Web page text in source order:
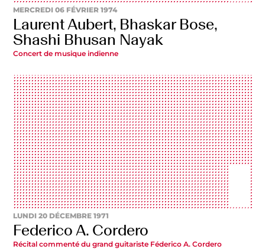
MERCREDI 06 FÉVRIER 1974
Laurent Aubert, Bhaskar Bose,
Shashi Bhusan Nayak
Concert de musique indienne
LUNDI 20 DÉCEMBRE 1971
Federico A. Cordero
Récital commenté du grand guitariste Féderico A. Cordero